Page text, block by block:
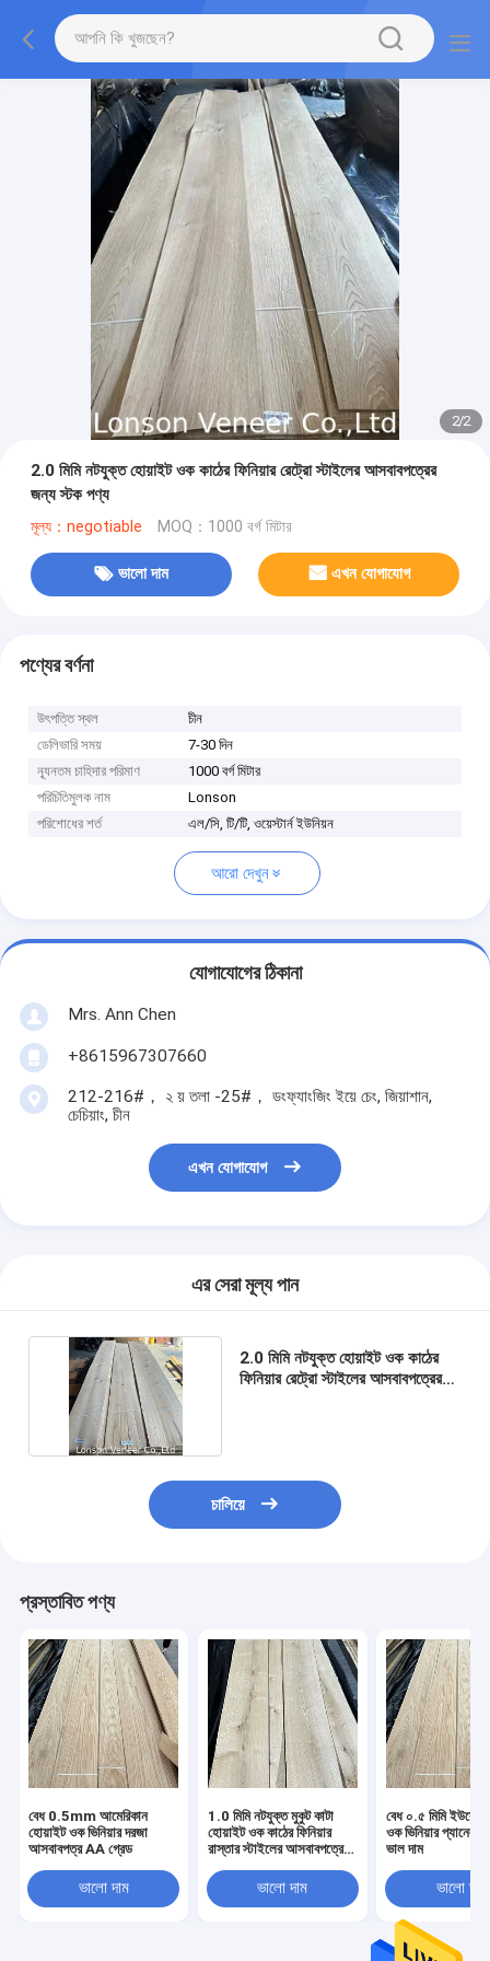
2/2
2.0 মিমি নটযুক্ত হোয়াইট ওক কাঠের ফিনিয়ার রেট্রো স্টাইলের আসবাবপত্রের
জন্য স্টক পণ্য
মূল্য：negotiable MOQ：1000 বর্গ মিটার
ভালো দাম এখন যোগাযোগ
পণ্যের বর্ণনা
উৎপত্তি স্থল
চীন
ডেলিভারি সময়
7-30 দিন
ন্যূনতম চাহিদার পরিমাণ
1000 বর্গ মিটার
পরিচিতিমুলক নাম
Lonson
পরিশোধের শর্ত
এল/সি, টি/টি, ওয়েস্টার্ন ইউনিয়ন
আরো দেখুন
যোগাযোগের ঠিকানা
Mrs. Ann Chen
+8615967307660
212-216#， ২ য় তলা -25#， ডংফ্যাংজিং ইয়ে চেং, জিয়াশান,
চেচিয়াং, চীন
এখন যোগাযোগ
এর সেরা মূল্য পান
2.0 মিমি নটযুক্ত হোয়াইট ওক কাঠের
ফিনিয়ার রেট্রো স্টাইলের আসবাবপত্রের
চালিয়ে
প্রস্তাবিত পণ্য
বেধ 0.5mm আমেরিকান
হোয়াইট ওক ভিনিয়ার দরজা
আসবাবপত্র AA গ্রেড
ভালো দাম
1.0 মিমি নটযুক্ত মুকুট কাটা
হোয়াইট ওক কাঠের ফিনিয়ার
রাস্তার স্টাইলের আসবাবপত্রের
ভালো দাম
বেধ ০.৫ মিমি
ওক ভিনিয়ার প্যানেল
ভাল দাম
ভালো দাম